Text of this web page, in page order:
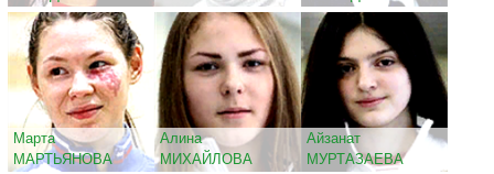
Марта
МАРТЬЯНОВА
Алина
МИХАЙЛОВА
Айзанат
МУРТАЗАЕВА